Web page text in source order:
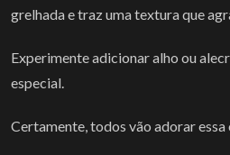
grelhada e traz uma textura que
Experimente adicionar alho ou
especial.
Certamente, todos vão adorar essa